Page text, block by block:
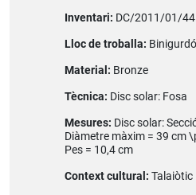
Inventari: DC/2011/01/44
Lloc de troballa: Binigurdó
Material: Bronze
Tècnica: Disc solar: Fosa
Mesures: Disc solar:
Diàmetre màxim = 39
Pes = 10,4 cm
Context cultural: Talaiòtic